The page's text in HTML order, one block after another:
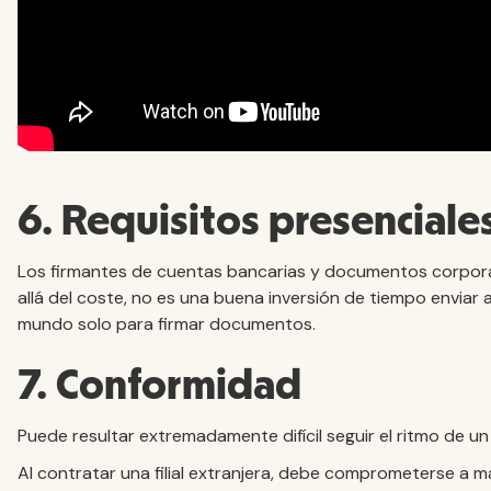
6. Requisitos
Los firmantes de cuentas bancarias y documentos
allá del coste, no es una buena inversión de tiempo
mundo solo para firmar documentos.
7. Conformidad
Puede resultar extremadamente difícil seguir el ritmo de
Al contratar una filial extranjera, debe comprometerse a